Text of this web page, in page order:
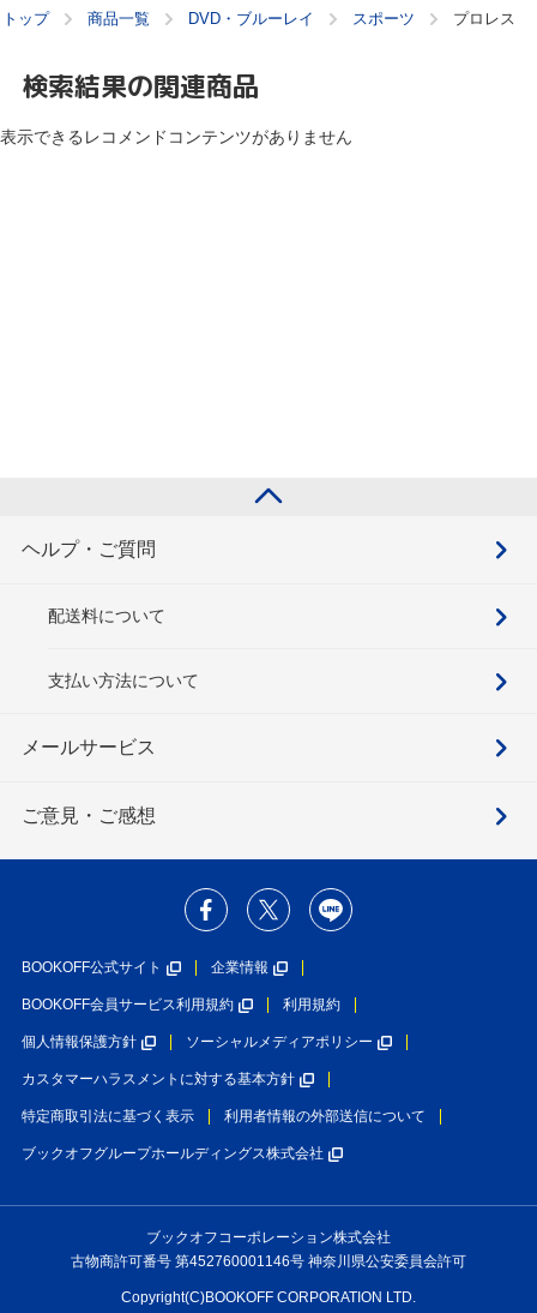
トップ 商品一覧 DVD・ブルーレイ スポーツ プロレス
検索結果の関連商品
表示できるレコメンドコンテンツがありません
ヘルプ・ご質問
配送料について
支払い方法について
メールサービス
ご意見・ご感想
BOOKOFF公式サイト 企業情報
BOOKOFF会員サービス利用規約 利用規約
個人情報保護方針 ソーシャルメディアポリシー
カスタマーハラスメントに対する基本方針
特定商取引法に基づく表示 利用者情報の外部送信について
ブックオフグループホールディングス株式会社
ブックオフコーポレーション株式会社
古物商許可番号 第452760001146号 神奈川県公安委員会許可
Copyright(C)BOOKOFF CORPORATION LTD.